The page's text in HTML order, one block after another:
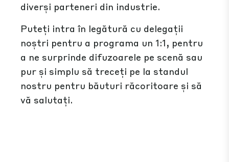
diverși parteneri din industrie.
Puteți intra în legătură cu delegații
noștri pentru a programa un 1:1, pentru
a ne surprinde difuzoarele pe scenă sau
pur și simplu să treceți pe la standul
nostru pentru băuturi răcoritoare și să
vă salutați.